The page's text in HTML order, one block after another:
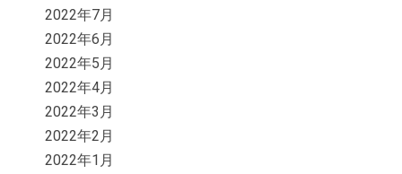
2022年7月
2022年6月
2022年5月
2022年4月
2022年3月
2022年2月
2022年1月